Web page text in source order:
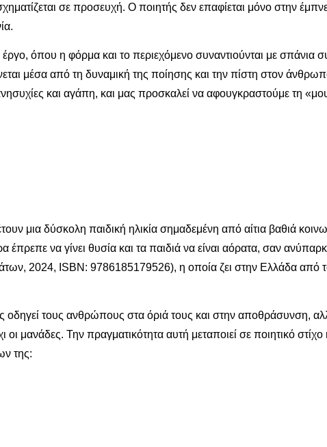
σε προσευχή. Ο ποιητής δεν επαφίεται μόνο στην
όπου η φόρμα και το περιεχόμενο συναντιούνται με σπάνια
μέσα από τη δυναμική της ποίησης και την πίστη στον
και αγάπη, και μας προσκαλεί να αφουγκραστούμε τη
μια δύσκολη παιδική ηλικία σημαδεμένη από αίτια βαθιά
έπρεπε να γίνει θυσία και τα παιδιά να είναι αόρατα, σαν
2024, ISBN: 9786185179526), η οποία ζει στην Ελλάδα από
τους ανθρώπους στα όριά τους και στην αποθράσυνση,
μανάδες. Την πραγματικότητα αυτή μεταποιεί σε ποιητικό
της: